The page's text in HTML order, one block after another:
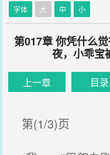
字体 大 中 小
第017章 你凭什么
夜，小乖宝
上一章 目录
第(1/3)页